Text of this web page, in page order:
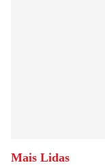
Mais Lidas